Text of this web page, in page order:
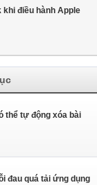
khi điều hành Apple
thể tự động xóa bài
đau quá tải ứng dụng